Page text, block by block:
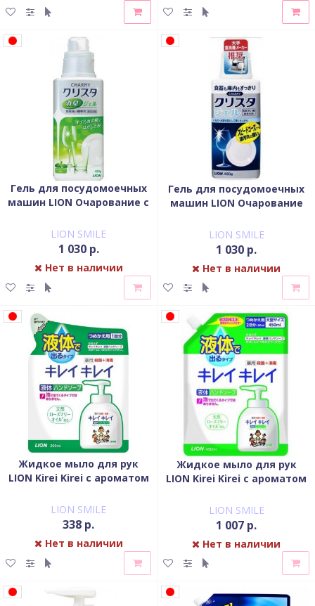
Гель для посудомоечных
машин LION Очарование с
дозатор 480 гр
LION SMILE
1 030 р.
Нет в наличии
Гель для посудомоечных
машин LION Очарование
LION SMILE
1 030 р.
Нет в наличии
Жидкое мыло для рук
LION Kirei Kirei с ароматом
мл
LION SMILE
338 р.
Нет в наличии
Жидкое мыло для рук
LION Kirei Kirei с ароматом
мл
LION SMILE
1 007 р.
Нет в наличии